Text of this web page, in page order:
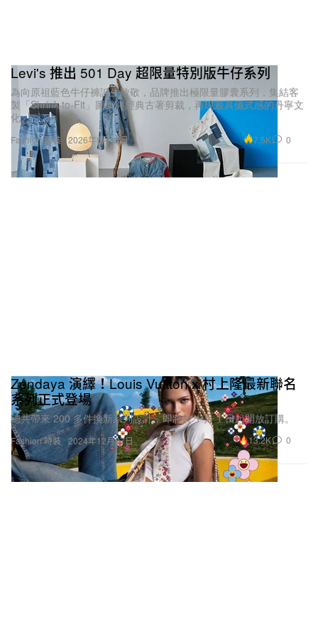
Fashion 時裝
Levi's 推出 501 Day 超限量特別版牛仔系列
為向原祖藍色牛仔褲誕生致敬，品牌推出極限量膠囊系列，集結客
製「Shrink-to-Fit」圖案與經典古著剪裁，再現最具儀式感的丹寧文
化。
2026年5月19日 7.5K 0
Fashion 時裝
Zendaya 演繹！Louis Vuitton x 村上隆最新聯名
系列正式登場
總共帶來 200 多件換新系列設計，即將於 1 月 1 日起開放訂購。
2024年12月27日 13.2K 0